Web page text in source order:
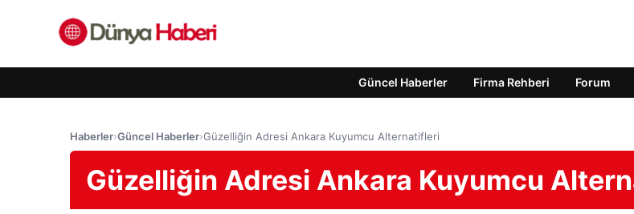
Güncel Haberler Firma Rehberi Forum
Haberler›Güncel Haberler›Güzelliğin Adresi Ankara Kuyumcu Alternatifleri
Güzelliğin Adresi Ankara Kuyumcu